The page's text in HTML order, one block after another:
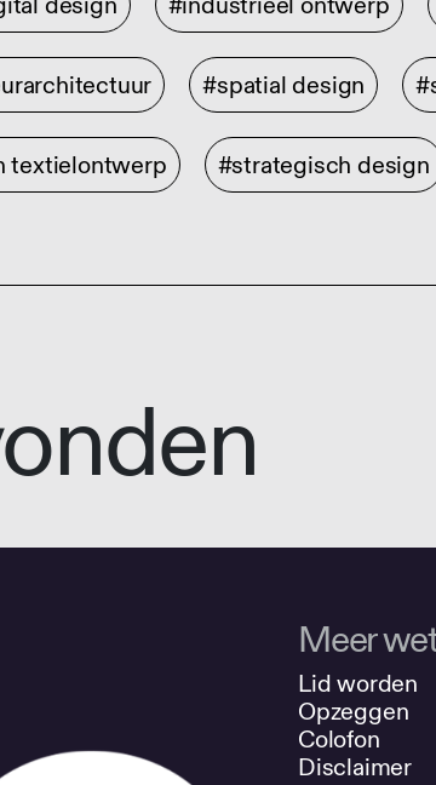
#spatial design
textielontwerp #strategisch design
Meer
Lid worden
Opzeggen
Colofon
Disclaimer